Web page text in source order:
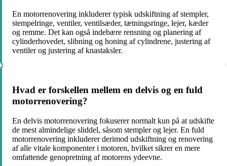
En motorrenovering inkluderer typisk udskiftning af stempler,
stempelringe, ventiler, ventilsæder, tætningsringe, lejer, kæder
og remme. Det kan også indebære rensning og planering af
cylinderhovedet, slibning og honing af cylindrene, justering af
ventiler og justering af knastaksler.
Hvad er forskellen mellem en delvis og en fuld
motorrenovering?
En delvis motorrenovering fokuserer normalt kun på at udskifte
de mest almindelige sliddel, såsom stempler og lejer. En fuld
motorrenovering inkluderer derimod udskiftning og renovering
af alle vitale komponenter i motoren, hvilket sikrer en mere
omfattende genopretning af motorens ydeevne.